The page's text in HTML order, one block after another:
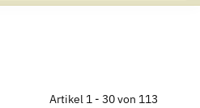
Artikel 1 - 30 von 113